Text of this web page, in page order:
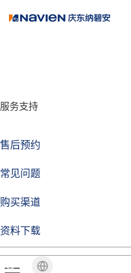
服务支持
售后预约
常见问题
购买渠道
资料下载
品牌故事
技术实力
企业动态
焦点注册Life
品牌视角